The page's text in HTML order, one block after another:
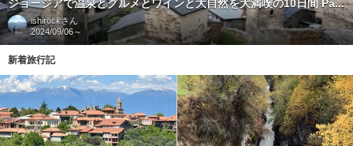
ジョージアで温泉とグルメとワインと大自然を大満喫の10日間 Pa...
ishirockさん
2024/09/06～
新着旅行記